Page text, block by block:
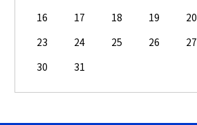
16
17 18 19 20
23
24 25 26 27
30
31